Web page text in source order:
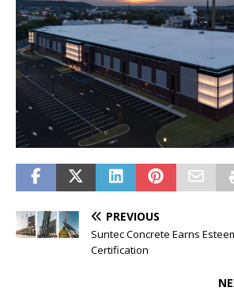
PREVIOUS
Suntec Concrete Earns
Certification